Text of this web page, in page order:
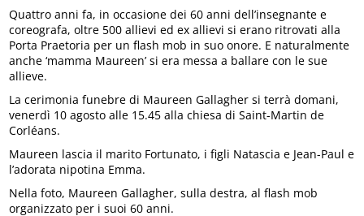
Quattro anni fa, in occasione dei 60 anni dell’insegnante e
coreografa, oltre 500 allievi ed ex allievi si erano ritrovati alla
Porta Praetoria per un flash mob in suo onore. E naturalmente
anche ‘mamma Maureen’ si era messa a ballare con le sue
allieve.
La cerimonia funebre di Maureen Gallagher si terrà domani,
venerdì 10 agosto alle 15.45 alla chiesa di Saint-Martin de
Corléans.
Maureen lascia il marito Fortunato, i figli Natascia e Jean-Paul e
l’adorata nipotina Emma.
Nella foto, Maureen Gallagher, sulla destra, al flash mob
organizzato per i suoi 60 anni.